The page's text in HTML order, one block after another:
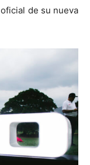
oficial de su nueva